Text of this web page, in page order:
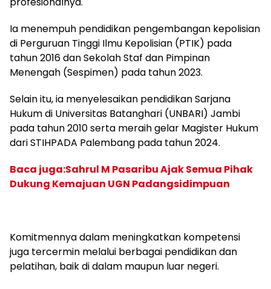
Ia menempuh pendidikan pengembangan kepolisian
di Perguruan Tinggi Ilmu Kepolisian (PTIK) pada
tahun 2016 dan Sekolah Staf dan Pimpinan
Menengah (Sespimen) pada tahun 2023.
Selain itu, ia menyelesaikan pendidikan Sarjana
Hukum di Universitas Batanghari (UNBARI) Jambi
pada tahun 2010 serta meraih gelar Magister Hukum
dari STIHPADA Palembang pada tahun 2024.
Baca juga:Sahrul M Pasaribu Ajak Semua Pihak
Dukung Kemajuan UGN Padangsidimpuan
Komitmennya dalam meningkatkan kompetensi
juga tercermin melalui berbagai pendidikan dan
pelatihan, baik di dalam maupun luar negeri.